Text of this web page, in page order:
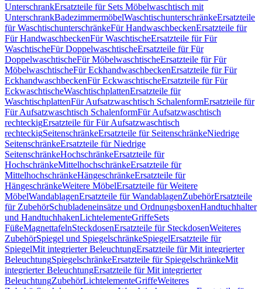
UnterschrankErsatzteile für Sets Möbelwaschtisch mit
UnterschrankBadezimmermöbelWaschtischunterschränkeErsatzteile
für WaschtischunterschränkeFür HandwaschbeckenErsatzteile für
Für HandwaschbeckenFür WaschtischeErsatzteile für Für
WaschtischeFür DoppelwaschtischeErsatzteile für Für
DoppelwaschtischeFür MöbelwaschtischeErsatzteile für Für
MöbelwaschtischeFür EckhandwaschbeckenErsatzteile für Für
EckhandwaschbeckenFür EckwaschtischeErsatzteile für Für
EckwaschtischeWaschtischplattenErsatzteile für
WaschtischplattenFür Aufsatzwaschtisch SchalenformErsatzteile für
Für Aufsatzwaschtisch SchalenformFür Aufsatzwaschtisch
rechteckigErsatzteile für Für Aufsatzwaschtisch
rechteckigSeitenschränkeErsatzteile für SeitenschränkeNiedrige
SeitenschränkeErsatzteile für Niedrige
SeitenschränkeHochschränkeErsatzteile für
HochschränkeMittelhochschränkeErsatzteile für
MittelhochschränkeHängeschränkeErsatzteile für
HängeschränkeWeitere MöbelErsatzteile für Weitere
MöbelWandablagenErsatzteile für WandablagenZubehörErsatzteile
für ZubehörSchubladeneinsätze und OrdnungsboxenHandtuchhalter
und HandtuchhakenLichtelementeGriffeSets
FüßeMagnettafelnSteckdosenErsatzteile für SteckdosenWeiteres
ZubehörSpiegel und SpiegelschränkeSpiegelErsatzteile für
SpiegelMit integrierter BeleuchtungErsatzteile für Mit integrierter
BeleuchtungSpiegelschränkeErsatzteile für SpiegelschränkeMit
integrierter BeleuchtungErsatzteile für Mit integrierter
BeleuchtungZubehörLichtelementeGriffeWeiteres